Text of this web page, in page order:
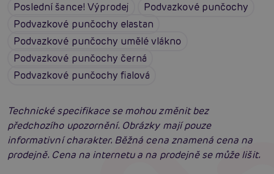
Poslední šance! Výprodej
Podvazkové punčochy
Podvazkové punčochy elastan
Podvazkové punčochy umělé vlákno
Podvazkové punčochy černá
Podvazkové punčochy fialová
Technické specifikace se mohou změnit bez
předchozího upozornění. Obrázky mají pouze
informativní charakter. Běžná cena znamená cena na
prodejně. Cena na internetu a na prodejně se může lišit.